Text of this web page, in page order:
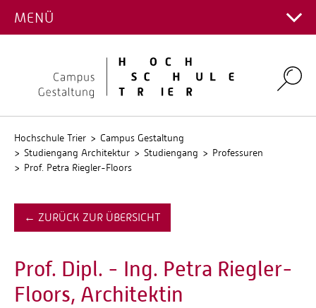
Hauptcampus
Umwelt-Campus Birkenfeld
Kontakt Fachrichtungen
Personalverzeichnis
Stellenangebote
QIS
MENÜ
Search
Hochschule Trier
Campus Gestaltung
Studiengang Architektur
Studiengang
Professuren
Prof. Petra Riegler-Floors
← ZURÜCK ZUR ÜBERSICHT
Prof. Dipl. - Ing. Petra Riegler-
Floors, Architektin